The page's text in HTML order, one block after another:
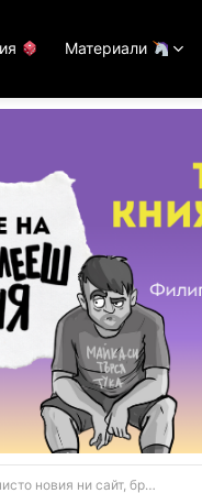
Материали
новия ни сайт, брато